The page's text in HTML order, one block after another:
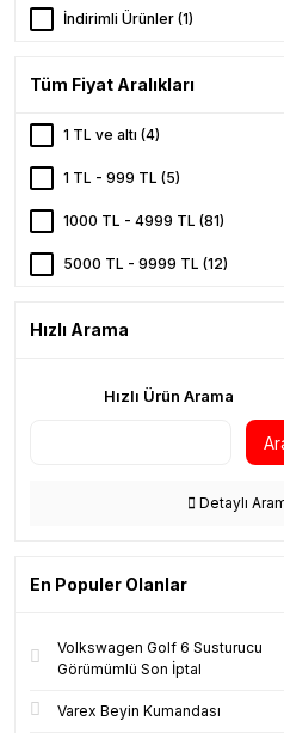
İndirimli Ürünler (1)
Tüm Fiyat Aralıkları
1 TL ve altı (4)
1 TL - 999 TL (5)
1000 TL - 4999 TL (81)
5000 TL - 9999 TL (12)
Hızlı Arama
Hızlı Ürün Arama
Detaylı
En Populer Olanlar
Volkswagen Golf 6 Susturucu
Görümümlü Son İptal
Varex Beyin Kumandası